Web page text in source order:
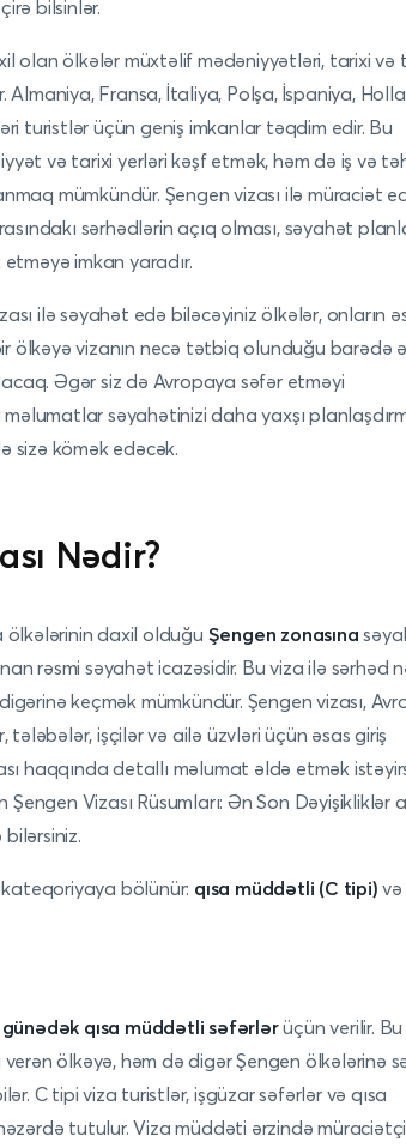
bilsinlər.
olan ölkələr müxtəlif mədəniyyətləri, tarixi və
Almaniya, Fransa, İtaliya, Polşa, İspaniya,
turistlər üçün geniş imkanlar təqdim edir. Bu
və tarixi yerləri kəşf etmək, həm də iş və
mümkündür. Şengen vizası ilə müraciət
sərhədlərin açıq olması, səyahət
imkan yaradır.
ilə səyahət edə biləcəyiniz ölkələr, onların
ölkəyə vizanın necə tətbiq olunduğu barədə
Əgər siz də Avropaya səfər etməyi
məlumatlar səyahətinizi daha yaxşı
sizə kömək edəcək.
Nədir?
ölkələrinin daxil olduğu Şengen zonasına
rəsmi səyahət icazəsidir. Bu viza ilə sərhəd
keçmək mümkündür. Şengen vizası,
işçilər və ailə üzvləri üçün əsas giriş
haqqında detallı məlumat əldə etmək
Vizası Rüsumları: Ən Son Dəyişikliklər
kateqoriyaya bölünür: qısa müddətli (C tipi) və
qısa müddətli səfərlərüçün verilir.
ölkəyə, həm də digər Şengen ölkələrinə
C tipi viza turistlər, işgüzar səfərlər və qısa
tutulur. Viza müddəti ərzində